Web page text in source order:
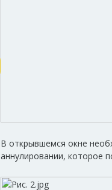
В открывшемся окне
аннулировании, которое